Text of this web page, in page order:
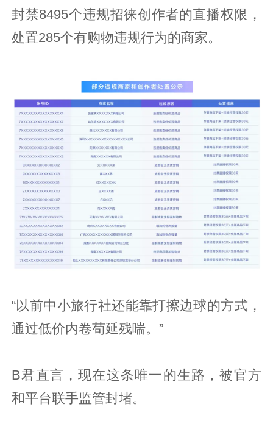
封禁8495个违规招徕创作者的直播权限，
处置285个有购物违规行为的商家。
“以前中小旅行社还能靠打擦边球的方式，
通过低价内卷苟延残喘。”
B君直言，现在这条唯一的生路，被官方
和平台联手监管封堵。